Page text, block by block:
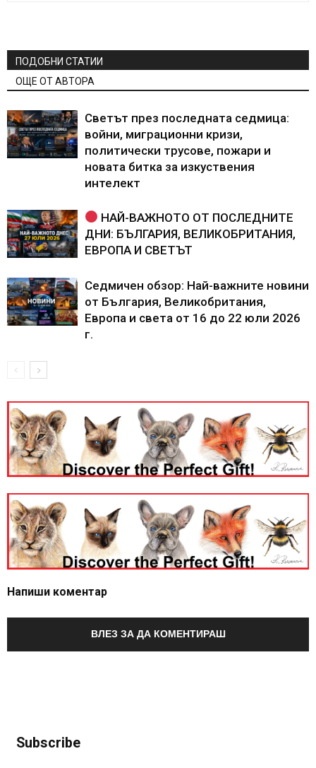
ПОДОБНИ СТАТИИ
ОЩЕ ОТ АВТОРА
Светът през последната седмица:
войни, миграционни кризи,
политически трусове, пожари и
новата битка за изкуствения
интелект
НАЙ-ВАЖНОТО ОТ ПОСЛЕДНИТЕ
ДНИ: БЪЛГАРИЯ, ВЕЛИКОБРИТАНИЯ,
ЕВРОПА И СВЕТЪТ
Седмичен обзор: Най-важните новини
от България, Великобритания,
Европа и света от 16 до 22 юли 2026
г.
Напиши коментар
ВЛЕЗ ЗА ДА КОМЕНТИРАШ
Subscribe